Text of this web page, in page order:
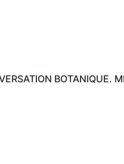
BOTANIQUE.